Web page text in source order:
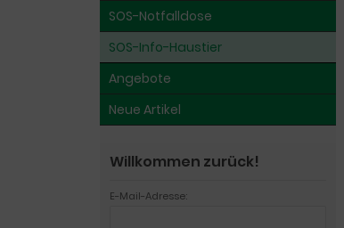
SOS-Notfalldose
SOS-Info-Haustier
Angebote
Neue Artikel
Willkommen zurück!
E-Mail-Adresse: